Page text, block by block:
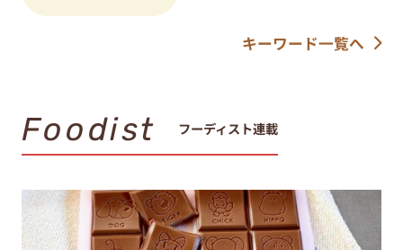
キーワード一覧へ
Foodist フーディスト連載